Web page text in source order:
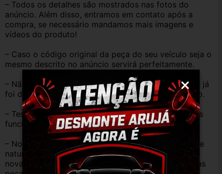
– Todos os detalhes são mostrados nas fotos do
anúncio. Além disso, entramos em contato após a
compra, se necessário mandamos mais imagens e
vídeos do produto!
– Caso o código original da peça do seu veículo seja o
mesmo descrito no anúncio servirá perfeitamente.
– Não temos informação sobre o KM, pois o veículo já
foi desmontado. No entanto, estão em ótimo estado.
– Testamos as peças antes de anunciar e enviar, elas
funcionam perfeitamente.
– Nossas peças são USADAS e apresentam desgaste
natural pelo tempo. Peças perfeitas são apenas as
novas e sem uso. No entanto, garantimos que nossas